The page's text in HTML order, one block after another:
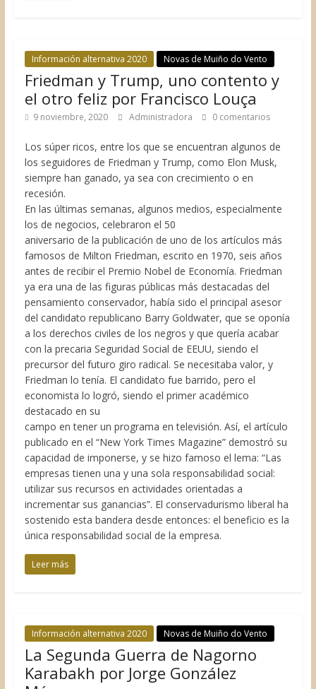
Información alternativa 2020 Novas de Muiño do Vento
Friedman y Trump, uno contento y
el otro feliz por Francisco Louça
9 noviembre, 2020 Administradora 0 comentarios
Los súper ricos, entre los que se encuentran algunos de
los seguidores de Friedman y Trump, como Elon Musk,
siempre han ganado, ya sea con crecimiento o en
recesión.
En las últimas semanas, algunos medios, especialmente
los de negocios, celebraron el 50
aniversario de la publicación de uno de los artículos más
famosos de Milton Friedman, escrito en 1970, seis años
antes de recibir el Premio Nobel de Economía. Friedman
ya era una de las figuras públicas más destacadas del
pensamiento conservador, había sido el principal asesor
del candidato republicano Barry Goldwater, que se oponía
a los derechos civiles de los negros y que quería acabar
con la precaria Seguridad Social de EEUU, siendo el
precursor del futuro giro radical. Se necesitaba valor, y
Friedman lo tenía. El candidato fue barrido, pero el
economista lo logró, siendo el primer académico
destacado en su
campo en tener un programa en televisión. Así, el artículo
publicado en el “New York Times Magazine” demostró su
capacidad de imponerse, y se hizo famoso el lema: “Las
empresas tienen una y una sola responsabilidad social:
utilizar sus recursos en actividades orientadas a
incrementar sus ganancias”. El conservadurismo liberal ha
sostenido esta bandera desde entonces: el beneficio es la
única responsabilidad social de la empresa.
Leer más
Información alternativa 2020 Novas de Muiño do Vento
La Segunda Guerra de Nagorno
Karabakh por Jorge González